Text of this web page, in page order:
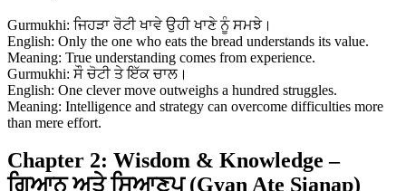
Gurmukhi: ਜਿਹੜਾ ਰੋਟੀ ਖਾਵੇ ਉਹੀ ਖਾਣੇ ਨੂੰ ਸਮਝੇ।
English: Only the one who eats the bread understands its value.
Meaning: True understanding comes from experience.
Gurmukhi: ਸੌ ਚੋਟੀ ਤੇ ਇੱਕ ਚਾਲ।
English: One clever move outweighs a hundred struggles.
Meaning: Intelligence and strategy can overcome difficulties more
than mere effort.
Chapter 2: Wisdom & Knowledge –
ਗਿਆਨ ਅਤੇ ਸਿਆਣਪ (Gyan Ate Sianap)